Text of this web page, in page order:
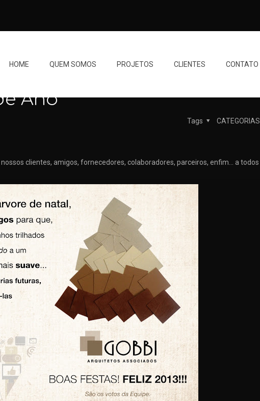
HOME QUEM SOMOS PROJETOS CLIENTES CONTATO
Ano
CATEGORIAS
Tags
clientes, amigos, fornecedores, colaboradores, parceiros, enfim… a todos